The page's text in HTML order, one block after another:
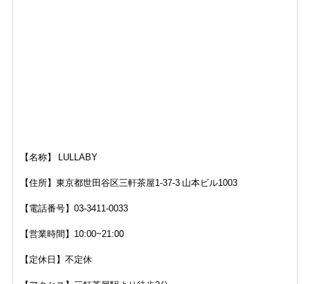
【名称】 LULLABY
【住所】東京都世田谷区三軒茶屋1-37-3 山本ビル1003
【電話番号】03-3411-0033
【営業時間】10:00~21:00
【定休日】不定休